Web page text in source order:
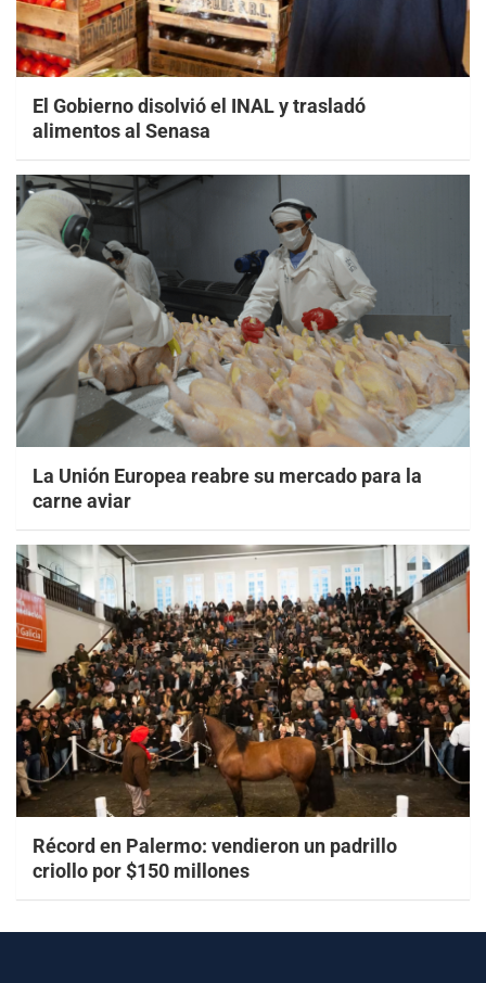
El Gobierno disolvió el INAL y trasladó
alimentos al Senasa
La Unión Europea reabre su mercado para la
carne aviar
Récord en Palermo: vendieron un padrillo
criollo por $150 millones